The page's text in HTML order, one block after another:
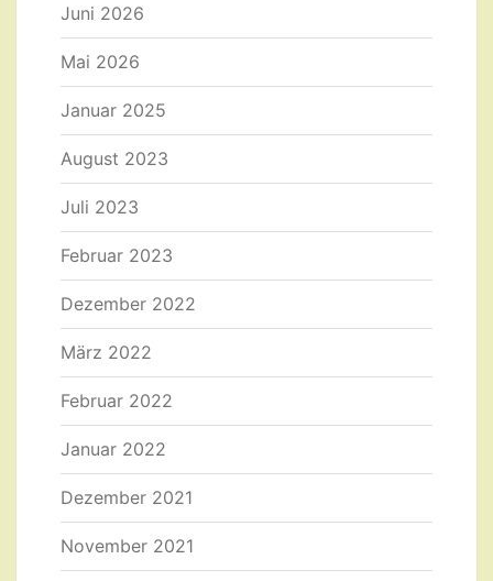
Juni 2026
Mai 2026
Januar 2025
August 2023
Juli 2023
Februar 2023
Dezember 2022
März 2022
Februar 2022
Januar 2022
Dezember 2021
November 2021